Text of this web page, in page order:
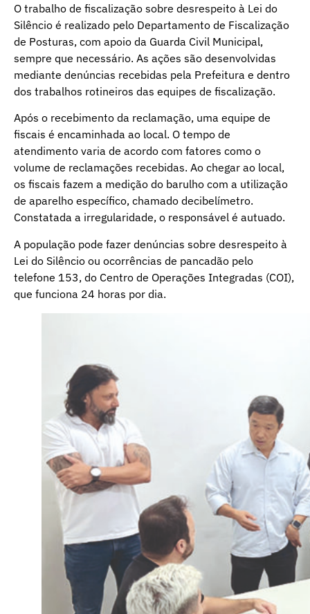
O trabalho de fiscalização sobre desrespeito à Lei do
Silêncio é realizado pelo Departamento de Fiscalização
de Posturas, com apoio da Guarda Civil Municipal,
sempre que necessário. As ações são desenvolvidas
mediante denúncias recebidas pela Prefeitura e dentro
dos trabalhos rotineiros das equipes de fiscalização.
Após o recebimento da reclamação, uma equipe de
fiscais é encaminhada ao local. O tempo de
atendimento varia de acordo com fatores como o
volume de reclamações recebidas. Ao chegar ao local,
os fiscais fazem a medição do barulho com a utilização
de aparelho específico, chamado decibelímetro.
Constatada a irregularidade, o responsável é autuado.
A população pode fazer denúncias sobre desrespeito à
Lei do Silêncio ou ocorrências de pancadão pelo
telefone 153, do Centro de Operações Integradas (COI),
que funciona 24 horas por dia.